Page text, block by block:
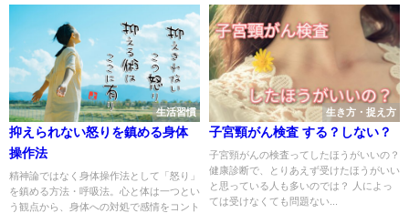
生活習慣
抑えられない怒りを鎮める身体
操作法
精神論ではなく身体操作法として「怒り」
を鎮める方法・呼吸法。心と体は一つとい
う観点から、身体への対処で感情をコント
生き方・捉え方
子宮頸がん検査 する？しない？
子宮頸がんの検査ってしたほうがいいの？
健康診断で、とりあえず受けたほうがいい
と思っている人も多いのでは？ 人によっ
ては受けなくても問題ない...